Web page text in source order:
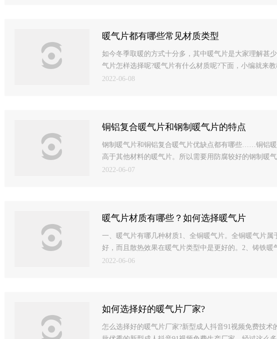
暖气片都有哪些常见材质类型
如今冬季取暖的方式十分多，其中暖气片是大家理解甚
气片怎样选择呢?暖气片有什么材质呢?下面，小编就来
2022-06-08
铜铝复合暖气片和钢制暖气片的特点
钢制暖气片和铜铝复合暖气片优缺点都有哪些……铜铝
高于其他材料的暖气片。所以需要用防腐较好的钢制暖
2022-06-07
暖气片材质有哪些？如何选择暖气片
一、暖气片有哪几种材质1、全铜暖气片。全铜暖气片
好，而且散热效果在暖气片类型中是更好的。2、铸铁暖
2022-06-06
如何选择好的暖气片厂家?
怎么选择好的暖气片厂家?新型成人抖音91视频免费技